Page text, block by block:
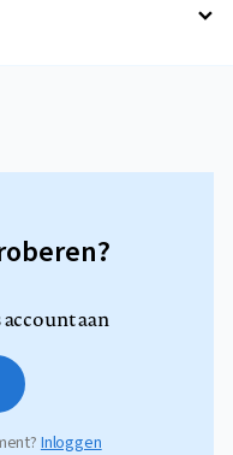
account aan
Inloggen